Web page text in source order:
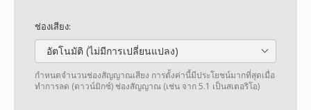
ช่องเสียง:
อัตโนมัติ (ไม่มีการเปลี่ยนแปลง)
กำหนดจำนวนช่องสัญญาณเสียง การตั้งค่านี้มีประโยชน์มากที่สุดเมื่อ
ทำการลด (ดาวน์มิกซ์) ช่องสัญญาณ (เช่น จาก 5.1 เป็นสเตอริโอ)